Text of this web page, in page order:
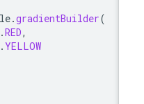
.gradientBuilder
.RED
.YELLOW